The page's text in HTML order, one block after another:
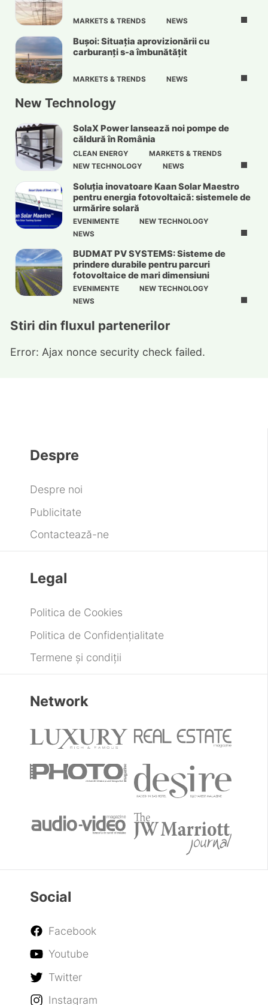
MARKETS & TRENDS NEWS
Bușoi: Situația aprovizionării cu
carburanți s-a îmbunătățit
MARKETS & TRENDS NEWS
New Technology
SolaX Power lansează noi pompe de
căldură în România
CLEAN ENERGY
MARKETS & TRENDS
NEW TECHNOLOGY
NEWS
Soluția inovatoare Kaan Solar Maestro
pentru energia fotovoltaică: sistemele de
urmărire solară
EVENIMENTE
NEW TECHNOLOGY
NEWS
BUDMAT PV SYSTEMS: Sisteme de
prindere durabile pentru parcuri
fotovoltaice de mari dimensiuni
EVENIMENTE
NEW TECHNOLOGY
NEWS
Stiri din fluxul partenerilor
Error: Ajax nonce security check failed.
Despre
Despre noi
Publicitate
Contactează-ne
Legal
Politica de Cookies
Politica de Confidențialitate
Termene și condiții
Network
Social
Facebook
Youtube
Twitter
Instagram